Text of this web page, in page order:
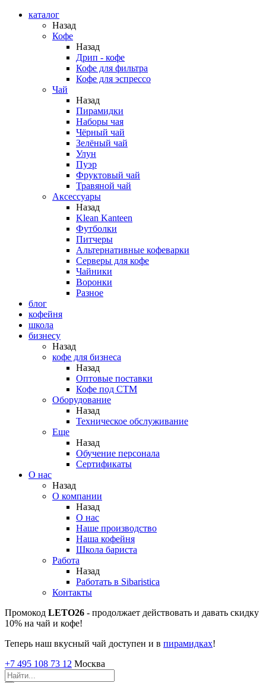
каталог
Назад
Кофе
Назад
Дрип - кофе
Кофе для фильтра
Кофе для эспрессо
Чай
Назад
Пирамидки
Наборы чая
Чёрный чай
Зелёный чай
Улун
Пуэр
Фруктовый чай
Травяной чай
Аксессуары
Назад
Klean Kanteen
Футболки
Питчеры
Альтернативные кофеварки
Серверы для кофе
Чайники
Воронки
Разное
блог
кофейня
школа
бизнесу
Назад
кофе для бизнеса
Назад
Оптовые поставки
Кофе под СТМ
Оборудование
Назад
Техническое обслуживание
Еще
Назад
Обучение персонала
Сертификаты
О нас
Назад
O компании
Назад
О нас
Наше производство
Наша кофейня
Школа бариста
Работа
Назад
Работать в Sibaristica
Контакты
Промокод LETO26 - продолжает действовать и давать скидку
10% на чай и кофе!
Теперь наш вкусный чай доступен и в пирамидках!
+7 495 108 73 12 Москва